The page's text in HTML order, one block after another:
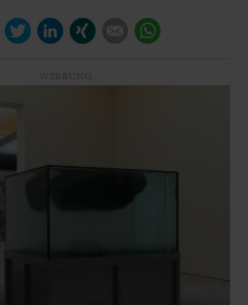
FacebookTwitterLinkedIn E-mail